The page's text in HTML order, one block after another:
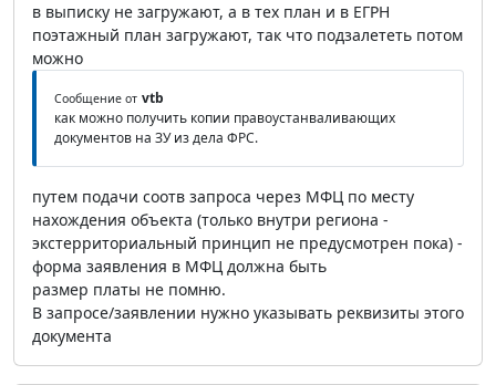
в выписку не загружают, а в тех план и в ЕГРН
поэтажный план загружают, так что подзалететь потом
можно
Сообщение от vtb
как можно получить копии правоустанваливающих
документов на ЗУ из дела ФРС.
путем подачи соотв запроса через МФЦ по месту
нахождения объекта (только внутри региона -
экстерриториальный принцип не предусмотрен пока) -
форма заявления в МФЦ должна быть
размер платы не помню.
В запросе/заявлении нужно указывать реквизиты этого
документа